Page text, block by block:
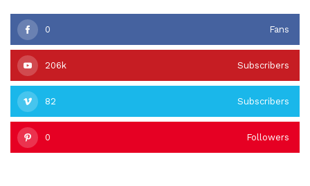
0 Fans
206k Subscribers
82 Subscribers
0 Followers